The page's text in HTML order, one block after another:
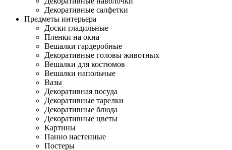
Декоративные салфетки
Предметы интерьера
Доски гладильные
Пленки на окна
Вешалки гардеробные
Декоративные головы животных
Вешалки для костюмов
Вешалки напольные
Вазы
Декоративная посуда
Декоративные тарелки
Декоративные блюда
Декоративные цветы
Картины
Панно настенные
Постеры